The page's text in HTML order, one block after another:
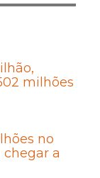
milhões
no
a